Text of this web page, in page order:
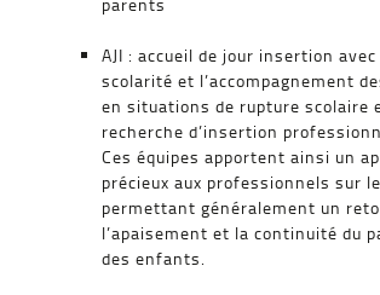
AJI : accueil de jour insertion
scolarité et l’accompagnement
en situations de rupture scolaire
recherche d’insertion
Ces équipes apportent ainsi un
précieux aux professionnels sur
permettant généralement un
l’apaisement et la continuité du
des enfants.